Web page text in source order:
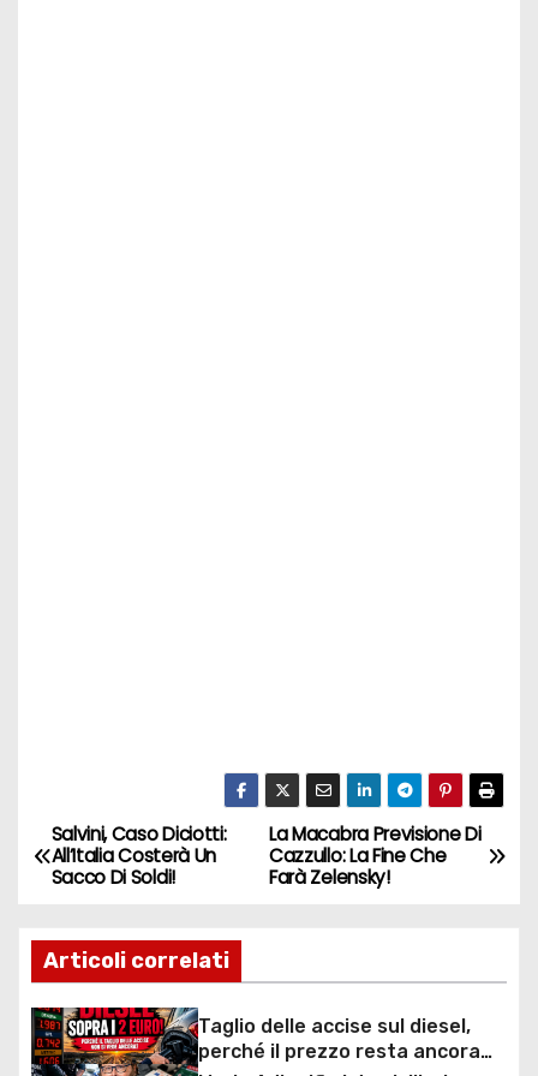
N
a
v
i
g
La Macabra Previsione Di
Cazzullo: La Fine Che
Farà Zelensky!
Salvini, Caso Diciotti:
All’Italia Costerà Un
Sacco Di Soldi!
Articoli correlati
Taglio delle accise sul diesel,
perché il prezzo resta ancora